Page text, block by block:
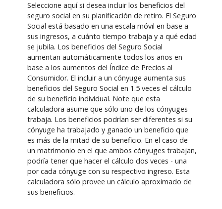
Seleccione aquí si desea incluir los beneficios del
seguro social en su planificación de retiro. El Seguro
Social está basado en una escala móvil en base a
sus ingresos, a cuánto tiempo trabaja y a qué edad
se jubila. Los beneficios del Seguro Social
aumentan automáticamente todos los años en
base a los aumentos del Índice de Precios al
Consumidor. El incluir a un cónyuge aumenta sus
beneficios del Seguro Social en 1.5 veces el cálculo
de su beneficio individual. Note que esta
calculadora asume que sólo uno de los cónyuges
trabaja. Los beneficios podrían ser diferentes si su
cónyuge ha trabajado y ganado un beneficio que
es más de la mitad de su beneficio. En el caso de
un matrimonio en el que ambos cónyuges trabajan,
podría tener que hacer el cálculo dos veces - una
por cada cónyuge con su respectivo ingreso. Esta
calculadora sólo provee un cálculo aproximado de
sus beneficios.